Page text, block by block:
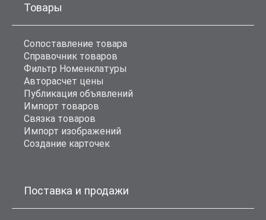
Товары
Сопоставление товара
Справочник товаров
Фильтр Номенклатуры
Авторасчет цены
Публикация объявлений
Импорт товаров
Связка товаров
Импорт изображений
Создание карточек
Поставка и продажи